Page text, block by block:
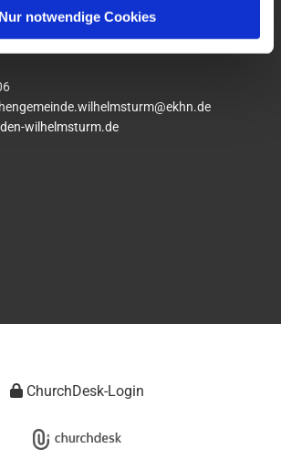
Nur notwendige Cookies
wilhelmsturm.de
ChurchDesk-Login